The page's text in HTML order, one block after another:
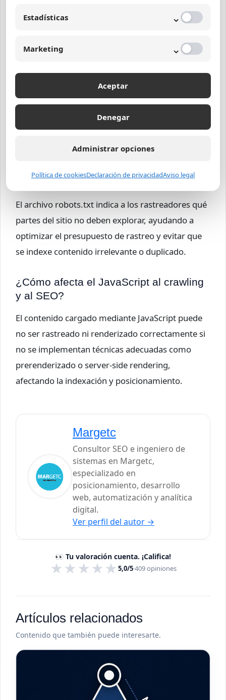
¿Qué herramientas ayudan a realizar
una auditoría de rastreo?
Herramientas como Google Search Console,
Screaming Frog y análisis de logs del servidor
permiten detectar errores de rastreo, páginas
huérfanas y problemas de profundidad que
El archivo robots.txt indica a los rastreadores qué
partes del sitio no deben explorar, ayudando a
optimizar el presupuesto de rastreo y evitar que
se indexe contenido irrelevante o duplicado.
¿Cómo afecta el JavaScript al crawling
y al SEO?
El contenido cargado mediante JavaScript puede
no ser rastreado ni renderizado correctamente si
no se implementan técnicas adecuadas como
prerenderizado o server-side rendering,
afectando la indexación y posicionamiento.
Margetc
Consultor SEO e ingeniero de
sistemas en Margetc,
especializado en
posicionamiento, desarrollo
web, automatización y analítica
digital.
Ver perfil del autor →
👀 Tu valoración cuenta. ¡Califica!
★
★
★
★
★ 5,0/5·409opiniones
Artículos relacionados
Contenido que también puede interesarte.
Estadísticas ⌄
Marketing ⌄
Aceptar
Denegar
Administrar opciones
Política de cookiesDeclaración de privacidadAviso legal